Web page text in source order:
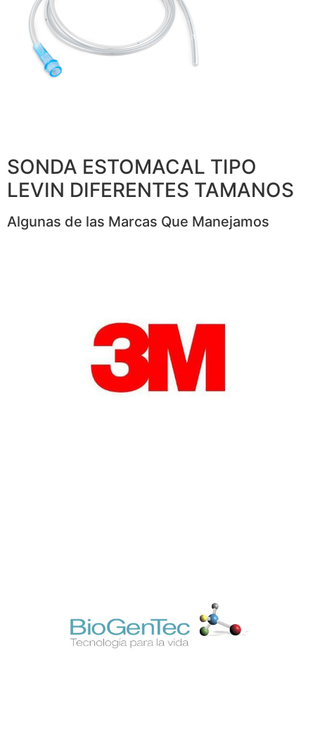
SONDA ESTOMACAL TIPO
LEVIN DIFERENTES TAMANOS
Algunas de las Marcas Que Manejamos